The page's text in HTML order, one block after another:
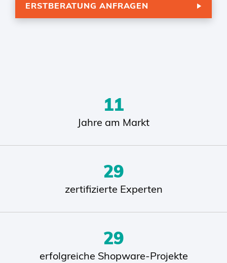
ERSTBERATUNG ANFRAGEN
13
Jahre am Markt
35
zertifizierte Experten
35
erfolgreiche Shopware-Projekte